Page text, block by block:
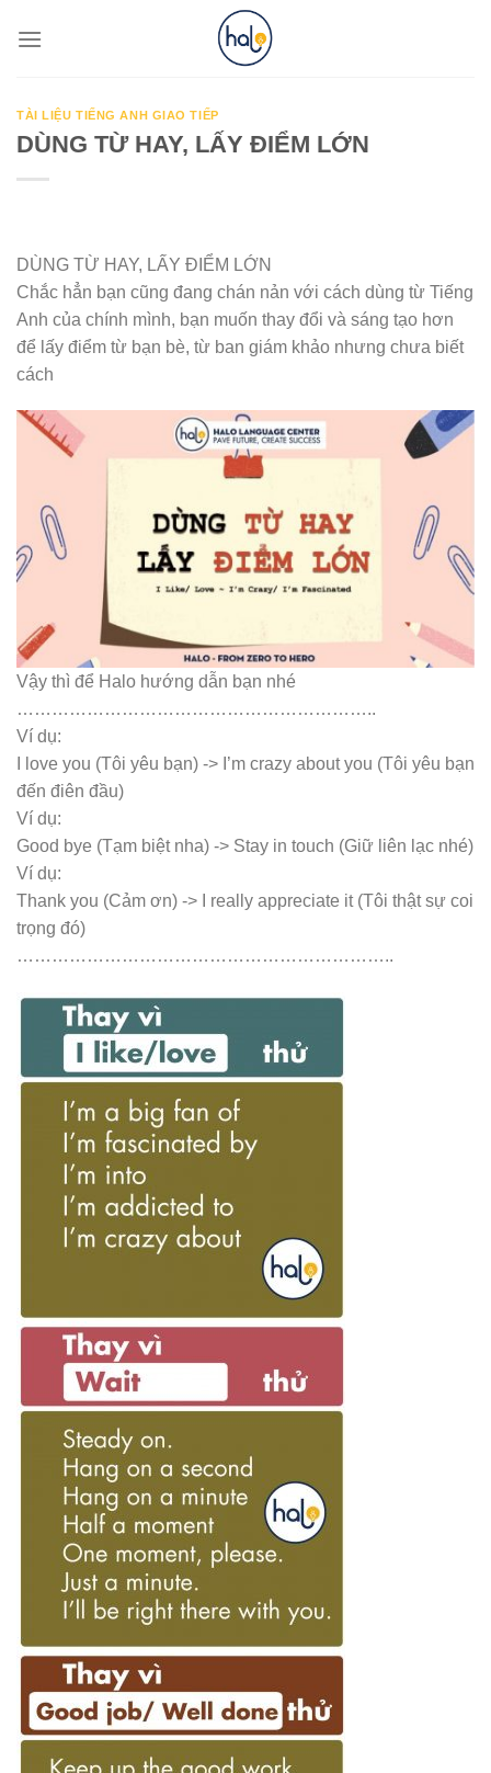
TÀI LIỆU TIẾNG ANH GIAO TIẾP
DÙNG TỪ HAY, LẤY ĐIỂM LỚN
DÙNG TỪ HAY, LẤY ĐIỂM LỚN
Chắc hẳn bạn cũng đang chán nản với cách dùng từ Tiếng
Anh của chính mình, bạn muốn thay đổi và sáng tạo hơn
để lấy điểm từ bạn bè, từ ban giám khảo nhưng chưa biết
cách
Vậy thì để Halo hướng dẫn bạn nhé
……………………………………………………..
Ví dụ:
I love you (Tôi yêu bạn) -> I’m crazy about you (Tôi yêu bạn
đến điên đầu)
Ví dụ:
Good bye (Tạm biệt nha) -> Stay in touch (Giữ liên lạc nhé)
Ví dụ:
Thank you (Cảm ơn) -> I really appreciate it (Tôi thật sự coi
trọng đó)
………………………………………………………..